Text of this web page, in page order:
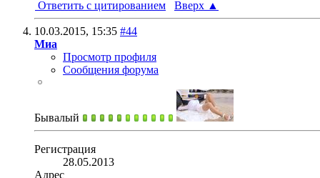
Ответить с цитированием Вверх ▲
10.03.2015, 15:35 #44
Миа
Просмотр профиля
Сообщения форума
Бывалый
Регистрация
28.05.2013
Адрес